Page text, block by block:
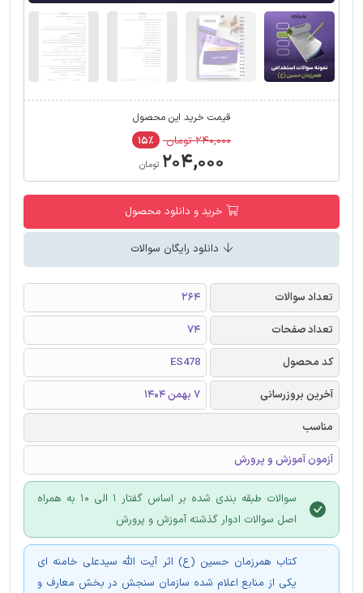
قیمت خرید این محصول
۲۴۰,۰۰۰ تومان ۱۵٪
۲۰۴,۰۰۰ تومان
خرید و دانلود محصول
دانلود رایگان سوالات
تعداد سوالات
264
تعداد صفحات
74
کد محصول
ES478
آخرین بروزرسانی
7 بهمن 1404
مناسب
آزمون آموزش و پرورش
سوالات طبقه بندی شده بر اساس گفتار 1 الی 10 به همراه
اصل سوالات ادوار گذشته آموزش و پرورش
کتاب همرزمان حسین (ع) اثر آیت الله سیدعلی خامنه ای
یکی از منابع اعلام شده سازمان سنجش در بخش معارف و